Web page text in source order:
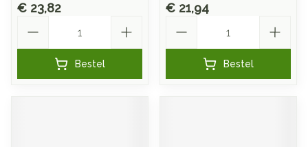
€ 23,82
Bestel
€ 21,94
Bestel